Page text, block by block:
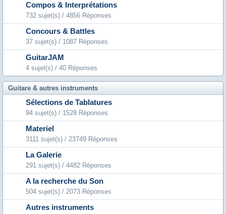
Compos & Interprétations
732 sujet(s) / 4856 Réponses
Concours & Battles
37 sujet(s) / 1087 Réponses
GuitarJAM
4 sujet(s) / 40 Réponses
Guitare & autres instruments
Sélections de Tablatures
94 sujet(s) / 1528 Réponses
Materiel
3111 sujet(s) / 23749 Réponses
La Galerie
291 sujet(s) / 4482 Réponses
A la recherche du Son
504 sujet(s) / 2073 Réponses
Autres instruments